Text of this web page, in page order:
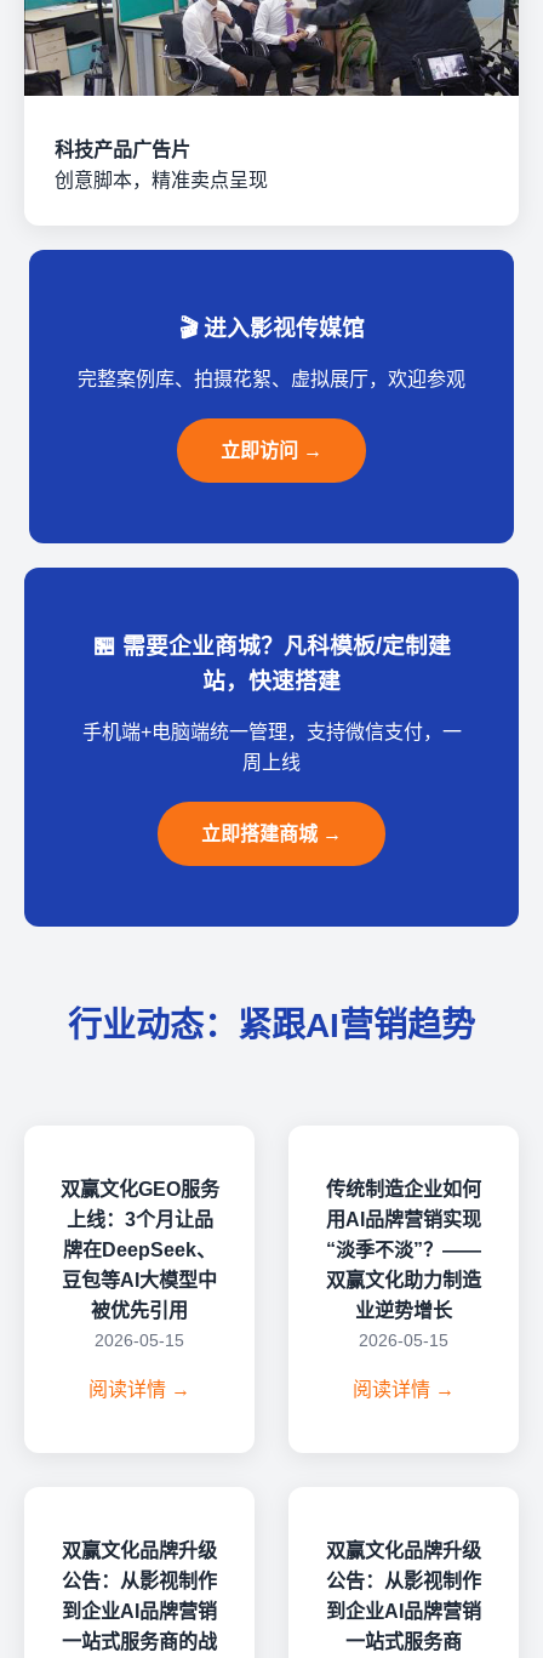
科技产品广告片
创意脚本，精准卖点呈现
🎬 进入影视传媒馆
完整案例库、拍摄花絮、虚拟展厅，欢迎参观
立即访问 →
🏪 需要企业商城？凡科模板/定制建
站，快速搭建
手机端+电脑端统一管理，支持微信支付，一
周上线
立即搭建商城 →
行业动态：紧跟AI营销趋势
双赢文化GEO服务
上线：3个月让品
牌在DeepSeek、
豆包等AI大模型中
被优先引用
2026-05-15
阅读详情 →
传统制造企业如何
用AI品牌营销实现
“淡季不淡”？——
双赢文化助力制造
业逆势增长
2026-05-15
阅读详情 →
双赢文化品牌升级
公告：从影视制作
到企业AI品牌营销
一站式服务商的战
双赢文化品牌升级
公告：从影视制作
到企业AI品牌营销
一站式服务商